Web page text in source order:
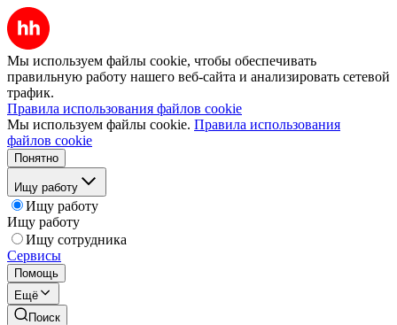
Мы используем файлы cookie, чтобы обеспечивать
правильную работу нашего веб-сайта и анализировать сетевой
трафик.
Правила использования файлов cookie
Мы используем файлы cookie. Правила использования
файлов cookie
Понятно
Ищу работу
Ищу работу
Ищу работу
Ищу сотрудника
Сервисы
Помощь
Ещё
Поиск